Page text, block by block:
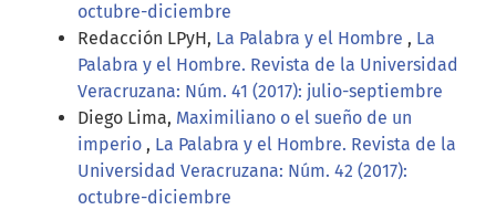
octubre-diciembre
Redacción LPyH, La Palabra y el Hombre , La
Palabra y el Hombre. Revista de la Universidad
Veracruzana: Núm. 41 (2017): julio-septiembre
Diego Lima, Maximiliano o el sueño de un
imperio , La Palabra y el Hombre. Revista de la
Universidad Veracruzana: Núm. 42 (2017):
octubre-diciembre